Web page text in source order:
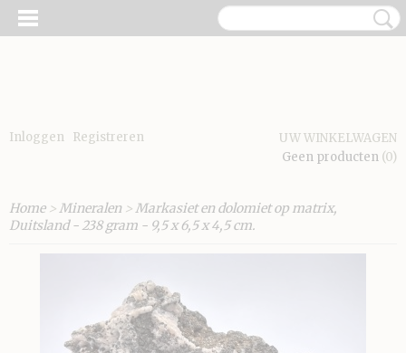
Inloggen Registreren
UW WINKELWAGEN
Geen producten (0)
Home>Mineralen >Markasiet en dolomiet op matrix,
Duitsland - 238 gram - 9,5 x 6,5 x 4,5 cm.